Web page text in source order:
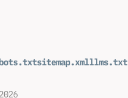
sitemap.xmlllms.txt